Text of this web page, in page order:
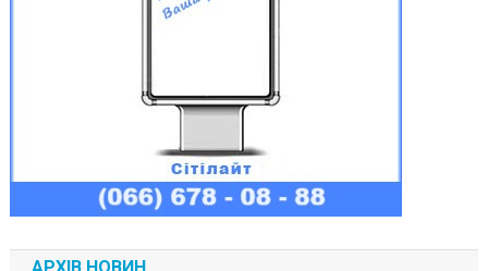
АРХІВ НОВИН